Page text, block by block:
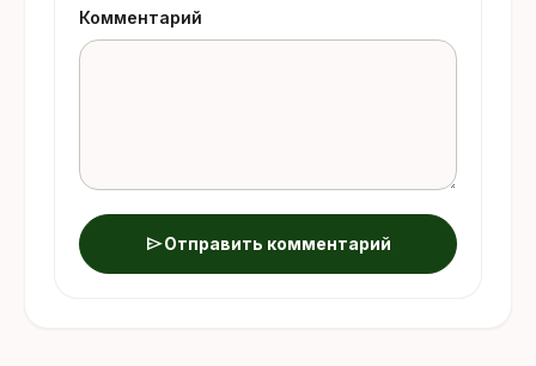
Комментарий
sendОтправить комментарий